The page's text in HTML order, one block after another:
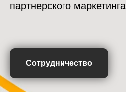
партнерского маркетинга
Сотрудничество